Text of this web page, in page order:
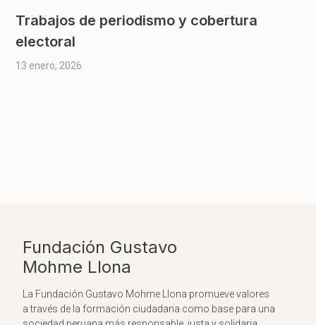
Trabajos de periodismo y cobertura
electoral
13 enero, 2026
Fundación Gustavo
Mohme Llona
La Fundación Gustavo Mohme Llona promueve valores
a través de la formación ciudadana como base para una